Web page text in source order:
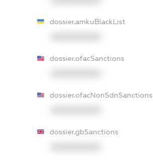
dossier.amkuBlackList
dossier.ofacSanctions
dossier.ofacNonSdnSanctions
dossier.gbSanctions